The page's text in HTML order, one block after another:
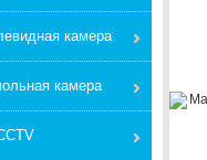
камера
камера